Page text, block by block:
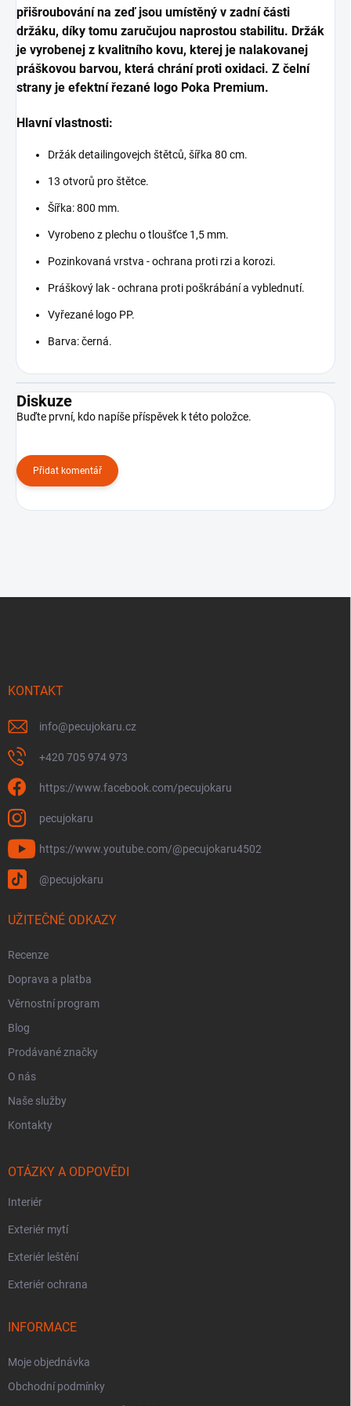
přišroubování na zeď jsou umístěný v zadní části
držáku, díky tomu zaručujou naprostou stabilitu. Držák
je vyrobenej z kvalitního kovu, kterej je nalakovanej
práškovou barvou, která chrání proti oxidaci. Z čelní
strany je efektní řezané logo Poka Premium.
Hlavní vlastnosti:
Držák detailingovejch štětců, šířka 80 cm.
13 otvorů pro štětce.
Šířka: 800 mm.
Vyrobeno z plechu o tloušťce 1,5 mm.
Pozinkovaná vrstva - ochrana proti rzi a korozi.
Práškový lak - ochrana proti poškrábání a vyblednutí.
Vyřezané logo PP.
Barva: černá.
Diskuze
Buďte první, kdo napíše příspěvek k této položce.
Přidat komentář
KONTAKT
info@pecujokaru.cz
+420 705 974 973
https://www.facebook.com/pecujokaru
pecujokaru
https://www.youtube.com/@pecujokaru4502
@pecujokaru
UŽITEČNÉ ODKAZY
Recenze
Doprava a platba
Věrnostní program
Blog
Prodávané značky
O nás
Naše služby
Kontakty
OTÁZKY A ODPOVĚDI
Interiér
Exteriér mytí
Exteriér leštění
Exteriér ochrana
INFORMACE
Moje objednávka
Obchodní podmínky